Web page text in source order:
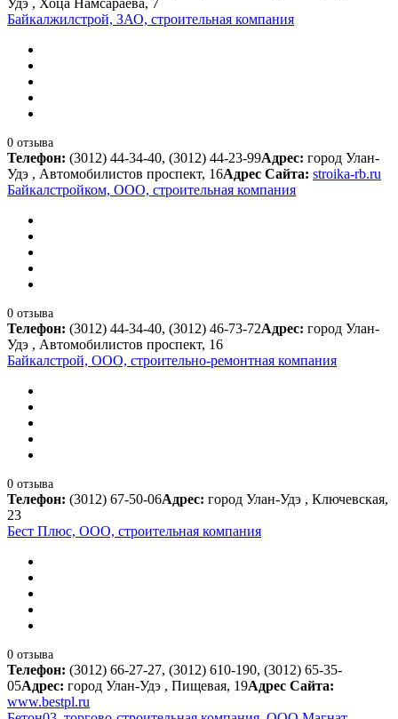
Байкалжилстрой, ЗАО, строительная компания
0 отзыва
Телефон: (3012) 44-34-40, (3012) 44-23-99Адрес: город Улан-
Удэ , Автомобилистов проспект, 16Адрес Сайта: stroika-rb.ru
Байкалстройком, ООО, строительная компания
0 отзыва
Телефон: (3012) 44-34-40, (3012) 46-73-72Адрес: город Улан-
Удэ , Автомобилистов проспект, 16
Байкалстрой, ООО, строительно-ремонтная компания
0 отзыва
Телефон: (3012) 67-50-06Адрес: город Улан-Удэ , Ключевская,
23
Бест Плюс, ООО, строительная компания
0 отзыва
Телефон: (3012) 66-27-27, (3012) 610-190, (3012) 65-35-
05Адрес: город Улан-Удэ , Пищевая, 19Адрес Сайта:
www.bestpl.ru